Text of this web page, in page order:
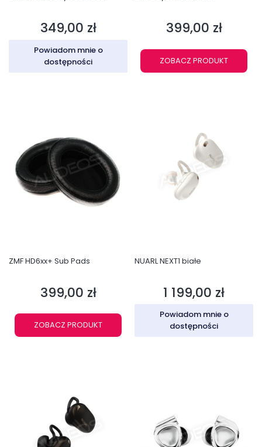
Cena
349,00 zł
Powiadom mnie o
dostępności
Cena
399,00 zł
ZOBACZ PRODUKT
ZMF HD6xx+ Sub Pads
Cena
399,00 zł
ZOBACZ PRODUKT
NUARL NEXT1 białe
Cena
1 199,00 zł
Powiadom mnie o
dostępności